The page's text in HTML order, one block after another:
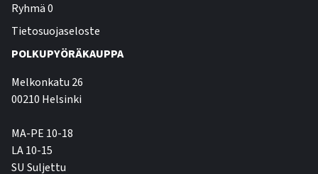
Ryhmä 0
Tietosuojaseloste
POLKUPYÖRÄKAUPPA
Melkonkatu 26
00210 Helsinki
MA-PE 10-18
LA 10-15
SU Suljettu